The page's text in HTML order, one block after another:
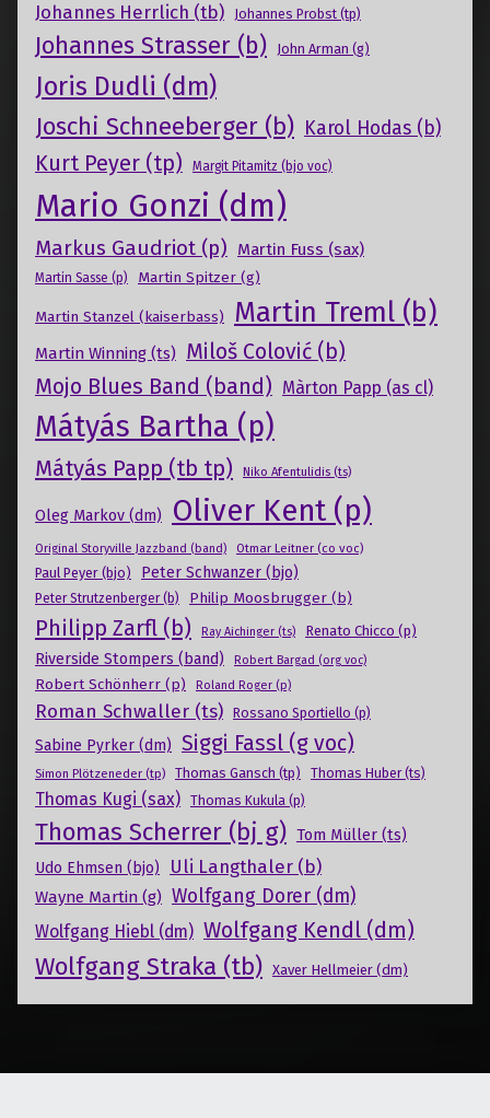
Johannes Herrlich (tb) Johannes Probst (tp)
Johannes Strasser (b) John Arman (g)
Joris Dudli (dm)
Joschi Schneeberger (b) Karol Hodas (b)
Kurt Peyer (tp) Margit Pitamitz (bjo voc)
Mario Gonzi (dm)
Markus Gaudriot (p) Martin Fuss (sax)
Martin Sasse (p) Martin Spitzer (g)
Martin Stanzel (kaiserbass) Martin Treml (b)
Martin Winning (ts) Miloš Colović (b)
Mojo Blues Band (band) Màrton Papp (as cl)
Mátyás Bartha (p)
Mátyás Papp (tb tp) Niko Afentulidis (ts)
Oleg Markov (dm) Oliver Kent (p)
Original Storyville Jazzband (band) Otmar Leitner (co voc)
Paul Peyer (bjo) Peter Schwanzer (bjo)
Peter Strutzenberger (b) Philip Moosbrugger (b)
Philipp Zarfl (b) Ray Aichinger (ts) Renato Chicco (p)
Riverside Stompers (band) Robert Bargad (org voc)
Robert Schönherr (p) Roland Roger (p)
Roman Schwaller (ts) Rossano Sportiello (p)
Sabine Pyrker (dm) Siggi Fassl (g voc)
Simon Plötzeneder (tp) Thomas Gansch (tp) Thomas Huber (ts)
Thomas Kugi (sax) Thomas Kukula (p)
Thomas Scherrer (bj g) Tom Müller (ts)
Udo Ehmsen (bjo)
Uli Langthaler (b)
Wayne Martin (g) Wolfgang Dorer (dm)
Wolfgang Hiebl (dm) Wolfgang Kendl (dm)
Wolfgang Straka (tb) Xaver Hellmeier (dm)